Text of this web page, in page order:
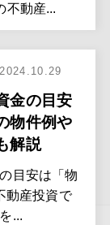
不動産...
2024.10.29
金の目安
物件例や
解説
目安は「物
動産投資で
...